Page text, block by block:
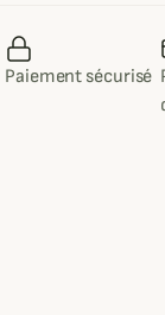
Paiement sécurisé